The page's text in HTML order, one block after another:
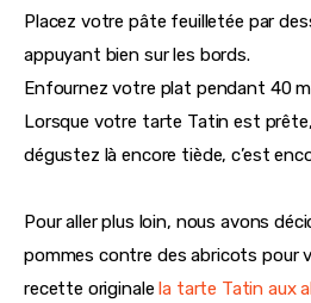
Placez votre pâte feuilletée par
appuyant bien sur les bords.
Enfournez votre plat pendant 40
Lorsque votre tarte Tatin est
dégustez là encore tiède, c’est
Pour aller plus loin, nous avons
pommes contre des abricots pour
recette originalela tarte Tatin aux